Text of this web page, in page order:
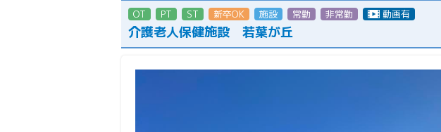
OT PT ST 新卒OK 施設 常勤 非常勤（パート）
動画有
介護老人保健施設 若葉が丘